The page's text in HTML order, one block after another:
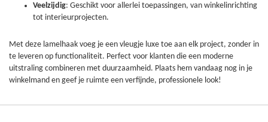
Veelzijdig: Geschikt voor allerlei toepassingen, van winkelinrichting
tot interieurprojecten.
Met deze lamelhaak voeg je een vleugje luxe toe aan elk project, zonder in
te leveren op functionaliteit. Perfect voor klanten die een moderne
uitstraling combineren met duurzaamheid. Plaats hem vandaag nog in je
winkelmand en geef je ruimte een verfijnde, professionele look!